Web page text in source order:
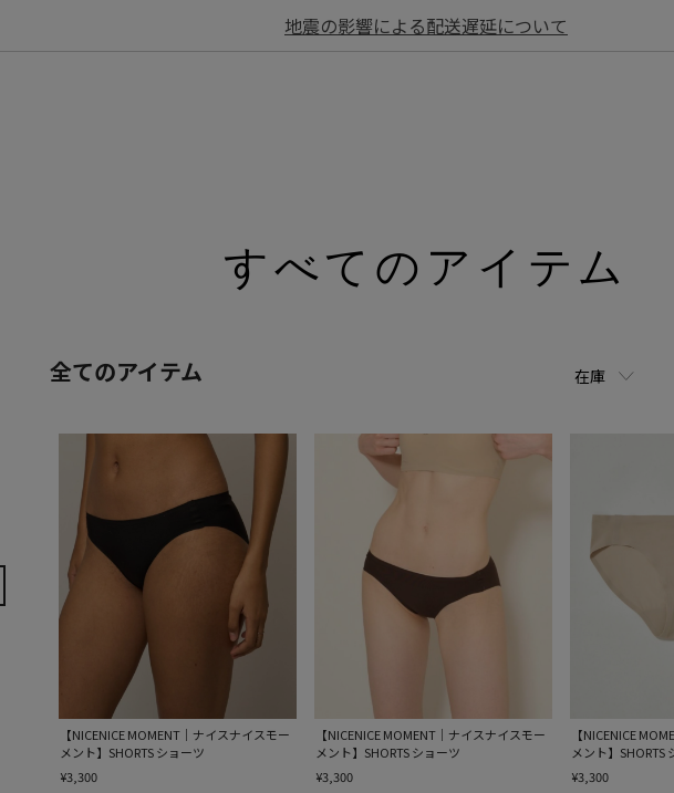
地震の影響による配送遅延について
すべてのアイテム
全てのアイテム 在庫
【NICENICE MOMENT｜ナイスナイスモー
メント】SHORTS ショーツ
¥3,300
【NICENICE MOMENT｜ナイスナイスモー
メント】SHORTS ショーツ
¥3,300
【NICENICE
メント】SHORTS
¥3,300